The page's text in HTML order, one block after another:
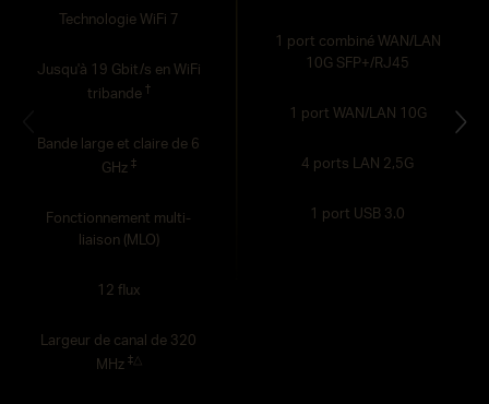
Technologie WiFi 7
Jusqu'à 19 Gbit/s en WiFi
tribande †
Bande large et claire de 6
GHz ‡
Fonctionnement multi-
liaison (MLO)
12 flux
Largeur de canal de 320
MHz ‡△
1 port combiné WAN/LAN
10G SFP+/RJ45
1 port WAN/LAN 10G
4 ports LAN 2,5G
1 port USB 3.0